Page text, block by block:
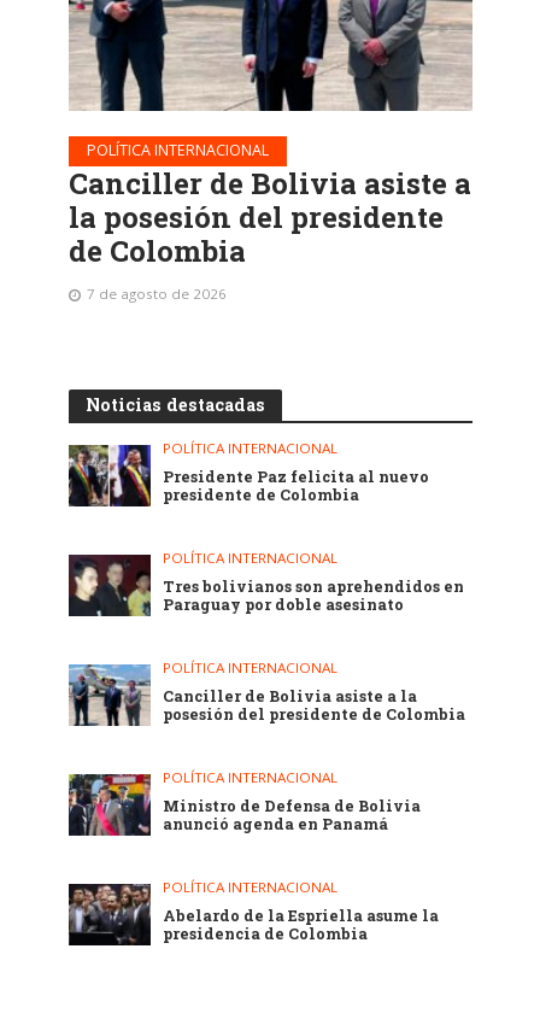
POLÍTICA INTERNACIONAL
Canciller de Bolivia asiste a
la posesión del presidente
de Colombia
7 de agosto de 2026
Noticias destacadas
POLÍTICA INTERNACIONAL
Presidente Paz felicita al nuevo
presidente de Colombia
POLÍTICA INTERNACIONAL
Tres bolivianos son aprehendidos en
Paraguay por doble asesinato
POLÍTICA INTERNACIONAL
Canciller de Bolivia asiste a la
posesión del presidente de Colombia
POLÍTICA INTERNACIONAL
Ministro de Defensa de Bolivia
anunció agenda en Panamá
POLÍTICA INTERNACIONAL
Abelardo de la Espriella asume la
presidencia de Colombia